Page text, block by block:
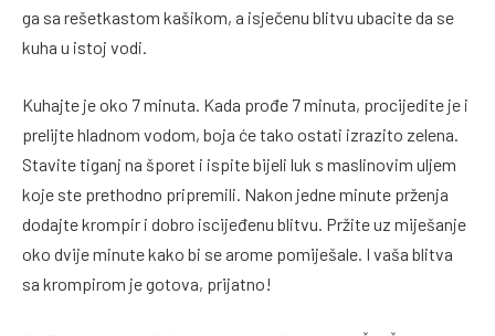
ga sa rešetkastom kašikom, a isječenu blitvu ubacite da se
kuha u istoj vodi.
Kuhajte je oko 7 minuta. Kada prođe 7 minuta, procijedite je i
prelijte hladnom vodom, boja će tako ostati izrazito zelena.
Stavite tiganj na šporet i ispite bijeli luk s maslinovim uljem
koje ste prethodno pripremili. Nakon jedne minute prženja
dodajte krompir i dobro iscijeđenu blitvu. Pržite uz miješanje
oko dvije minute kako bi se arome pomiješale. I vaša blitva
sa krompirom je gotova, prijatno!